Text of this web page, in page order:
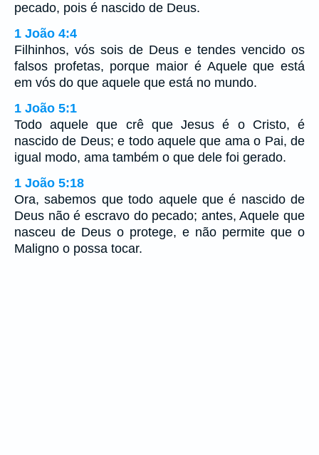
pecado, pois é nascido de Deus.
1 João 4:4
Filhinhos, vós sois de Deus e tendes vencido os
falsos profetas, porque maior é Aquele que está
em vós do que aquele que está no mundo.
1 João 5:1
Todo aquele que crê que Jesus é o Cristo, é
nascido de Deus; e todo aquele que ama o Pai, de
igual modo, ama também o que dele foi gerado.
1 João 5:18
Ora, sabemos que todo aquele que é nascido de
Deus não é escravo do pecado; antes, Aquele que
nasceu de Deus o protege, e não permite que o
Maligno o possa tocar.